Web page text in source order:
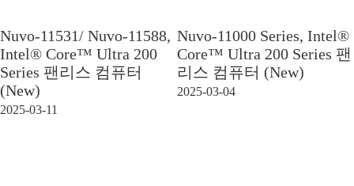
Nuvo-11531/ Nuvo-11588,
Intel® Core™ Ultra 200
Series 팬리스 컴퓨터
(New)
2025-03-11
Nuvo-11000 Series, Intel®
Core™ Ultra 200 Series 팬
리스 컴퓨터 (New)
2025-03-04